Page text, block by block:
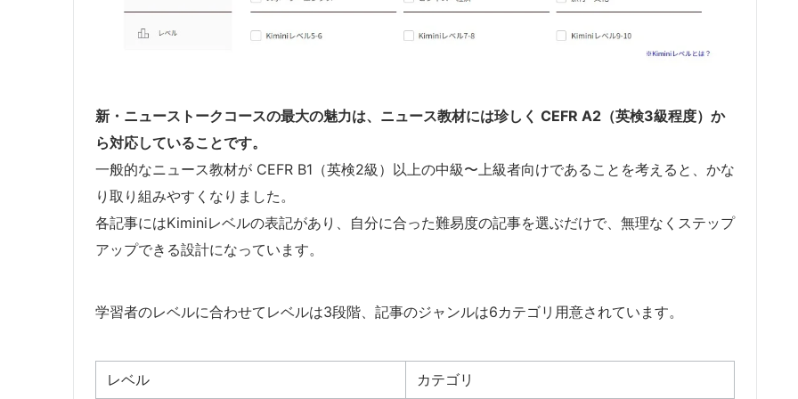
新・ニューストークコースの最大の魅力は、ニュース教材には珍しく CEFR A2（英検3級程度）か
ら対応していることです。
一般的なニュース教材が CEFR B1（英検2級）以上の中級〜上級者向けであることを考えると、かな
り取り組みやすくなりました。
各記事にはKiminiレベルの表記があり、自分に合った難易度の記事を選ぶだけで、無理なくステップ
アップできる設計になっています。
学習者のレベルに合わせてレベルは3段階、記事のジャンルは6カテゴリ用意されています。
レベル カテゴリ